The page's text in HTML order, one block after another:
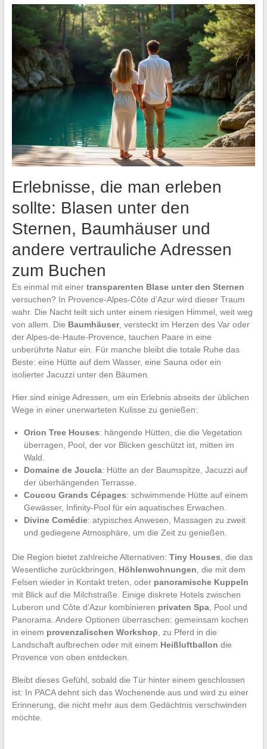
Erlebnisse, die man erleben
sollte: Blasen unter den
Sternen, Baumhäuser und
andere vertrauliche Adressen
zum Buchen
Es einmal mit einer transparenten Blase unter den Sternen
versuchen? In Provence-Alpes-Côte d’Azur wird dieser Traum
wahr. Die Nacht teilt sich unter einem riesigen Himmel, weit weg
von allem. Die Baumhäuser, versteckt im Herzen des Var oder
der Alpes-de-Haute-Provence, tauchen Paare in eine
unberührte Natur ein. Für manche bleibt die totale Ruhe das
Beste: eine Hütte auf dem Wasser, eine Sauna oder ein
isolierter Jacuzzi unter den Bäumen.
Hier sind einige Adressen, um ein Erlebnis abseits der üblichen
Wege in einer unerwarteten Kulisse zu genießen:
Orion Tree Houses: hängende Hütten, die die Vegetation
überragen, Pool, der vor Blicken geschützt ist, mitten im
Wald.
Domaine de Joucla: Hütte an der Baumspitze, Jacuzzi auf
der überhängenden Terrasse.
Coucou Grands Cépages: schwimmende Hütte auf einem
Gewässer, Infinity-Pool für ein aquatisches Erwachen.
Divine Comédie: atypisches Anwesen, Massagen zu zweit
und gediegene Atmosphäre, um die Zeit zu genießen.
Die Region bietet zahlreiche Alternativen: Tiny Houses , die das
Wesentliche zurückbringen, Höhlenwohnungen , die mit dem
Felsen wieder in Kontakt treten, oder panoramische Kuppeln
mit Blick auf die Milchstraße. Einige diskrete Hotels zwischen
Luberon und Côte d’Azur kombinieren privaten Spa, Pool und
Panorama. Andere Optionen überraschen: gemeinsam kochen
in einem provenzalischen Workshop , zu Pferd in die
Landschaft aufbrechen oder mit einem Heißluftballon die
Provence von oben entdecken.
Bleibt dieses Gefühl, sobald die Tür hinter einem geschlossen
ist: In PACA dehnt sich das Wochenende aus und wird zu einer
Erinnerung, die nicht mehr aus dem Gedächtnis verschwinden
möchte.